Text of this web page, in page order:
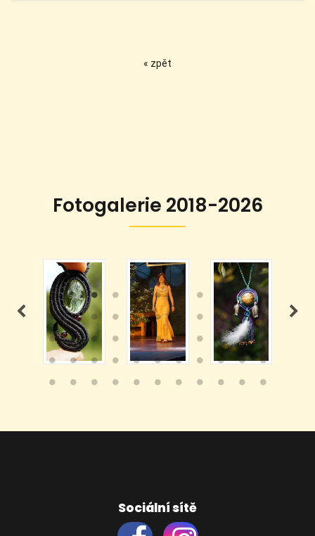
« zpět
Fotogalerie 2018-2026
Sociální sítě